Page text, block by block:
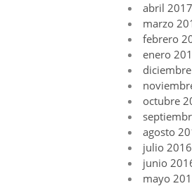
abril 2017
marzo
febrero
enero
octubre
agosto
julio 2016
junio
mayo